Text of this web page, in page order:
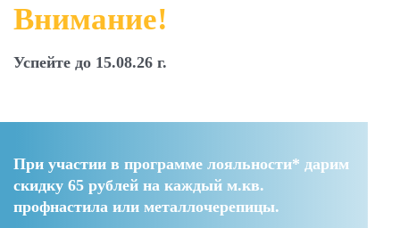
Внимание!
Успейте до 15.08.26 г.
При участии в программе лояльности* дарим
скидку 65 рублей на каждый м.кв.
профнастила или металлочерепицы.